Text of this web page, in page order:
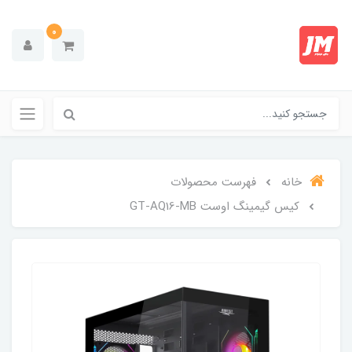
0
خانه
فهرست محصولات
کیس گیمینگ اوست GT-AQ16-MB